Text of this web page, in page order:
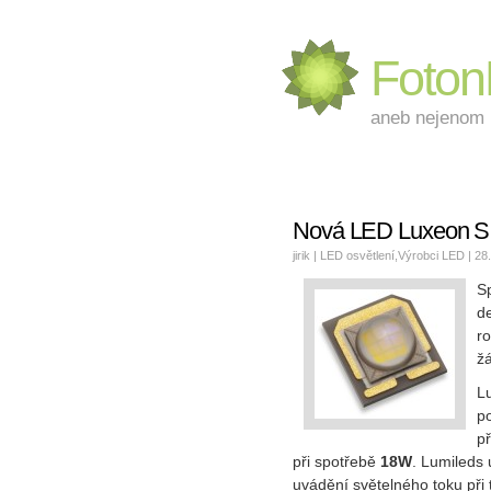
aneb
Nová LED Luxeon
jirik | LED osvětlení Výrobci LED |
při spotřebě 18W .
uvádění světelného toku